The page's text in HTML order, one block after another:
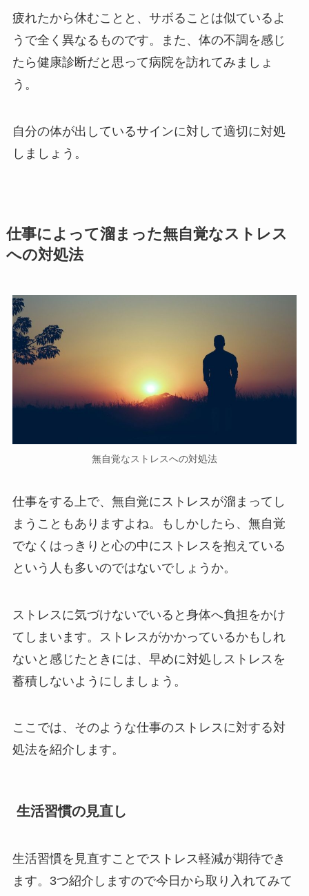
疲れたから休むことと、サボることは似ているよ
うで全く異なるものです。また、体の不調を感じ
たら健康診断だと思って病院を訪れてみましょ
う。
自分の体が出しているサインに対して適切に対処
しましょう。
仕事によって溜まった無自覚なストレス
への対処法
無自覚なストレスへの対処法
仕事をする上で、無自覚にストレスが溜まってし
まうこともありますよね。もしかしたら、無自覚
でなくはっきりと心の中にストレスを抱えている
という人も多いのではないでしょうか。
ストレスに気づけないでいると身体へ負担をかけ
てしまいます。ストレスがかかっているかもしれ
ないと感じたときには、早めに対処しストレスを
蓄積しないようにしましょう。
ここでは、そのような仕事のストレスに対する対
処法を紹介します。
生活習慣の見直し
生活習慣を見直すことでストレス軽減が期待でき
ます。3つ紹介しますので今日から取り入れてみて